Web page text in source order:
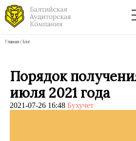
Главная / Блог
Порядок
июля 2021 года
2021-07-26 16:48 Бухучет